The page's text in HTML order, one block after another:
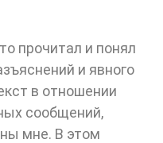
прочитал и понял
и явного
в отношении
сообщений,
мне. В этом